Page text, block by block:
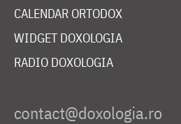
CALENDAR ORTODOX
WIDGET DOXOLOGIA
RADIO DOXOLOGIA